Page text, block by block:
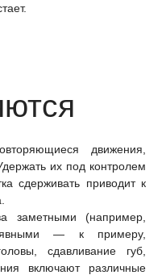
движения,
их под контролем
сдерживать приводит к
заметными (например,
— к примеру,
сдавливание губ,
включают различные